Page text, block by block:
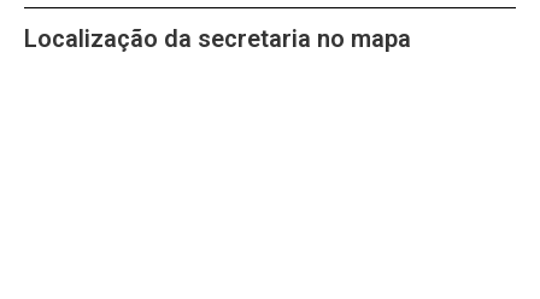
Localização da secretaria no mapa